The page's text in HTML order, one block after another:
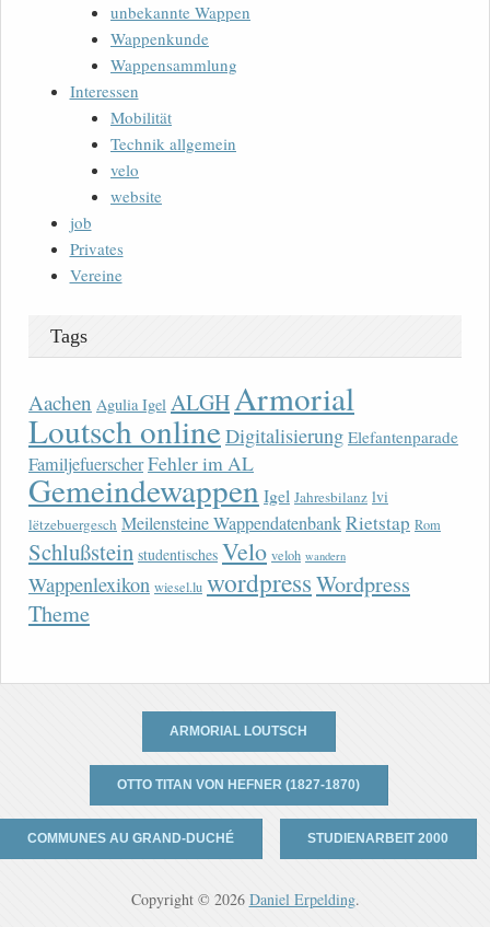
unbekannte Wappen
Wappenkunde
Wappensammlung
Interessen
Mobilität
Technik allgemein
velo
website
job
Privates
Vereine
Tags
Aachen Agulia Igel ALGHArmorial
Loutsch onlineDigitalisierung Elefantenparade
FamiljefuerscherFehler im AL
Gemeindewappen Igel Jahresbilanz lvi
lëtzebuergesch Meilensteine WappendatenbankRietstap Rom
Schlußstein studentisches Velo veloh wandern
Wappenlexikon wiesel.lu wordpressWordpress
Theme
ARMORIAL LOUTSCH
OTTO TITAN VON HEFNER (1827-1870)
COMMUNES AU GRAND-DUCHÉ STUDIENARBEIT 2000
Copyright © 2026 Daniel Erpelding.